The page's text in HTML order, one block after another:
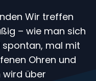
Wir treffen
– wie man sich
mal mit
Ohren und
wird über